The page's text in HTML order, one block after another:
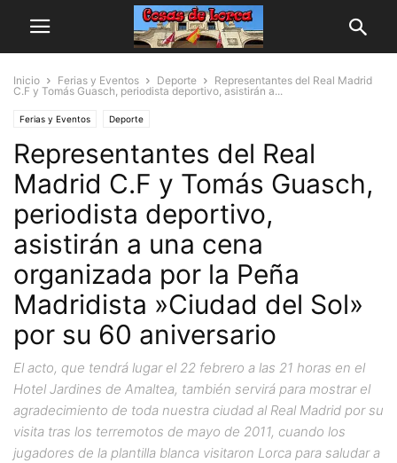
Inicio Ferias y Eventos Deporte
Representantes del Real Madrid
C.F y Tomás Guasch, periodista deportivo, asistirán a...
Ferias y Eventos Deporte
Representantes del Real
Madrid C.F y Tomás Guasch,
periodista deportivo,
asistirán a una cena
organizada por la Peña
Madridista »Ciudad del Sol»
por su 60 aniversario
El acto, que tendrá lugar el 22 febrero a las 21 horas en el
Hotel Jardines de Amaltea, también servirá para mostrar el
agradecimiento de toda nuestra ciudad al Real Madrid por su
visita tras los terremotos de mayo de 2011, cuando los
jugadores de la plantilla blanca visitaron Lorca para saludar a